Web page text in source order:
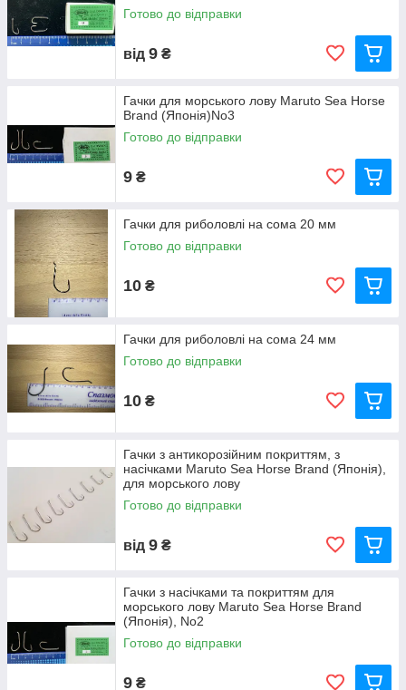
Готово до відправки
від 9 ₴
Гачки для морського лову Maruto Sea Horse
Brand (Японія)No3
Готово до відправки
9 ₴
Гачки для риболовлі на сома 20 мм
Готово до відправки
10 ₴
Гачки для риболовлі на сома 24 мм
Готово до відправки
10 ₴
Гачки з антикорозійним покриттям, з
насічками Maruto Sea Horse Brand (Японія),
для морського лову
Готово до відправки
від 9 ₴
Гачки з насічками та покриттям для
морського лову Maruto Sea Horse Brand
(Японія), No2
Готово до відправки
9 ₴